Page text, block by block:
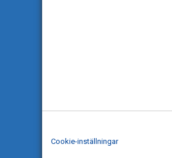
Cookie-inställningar